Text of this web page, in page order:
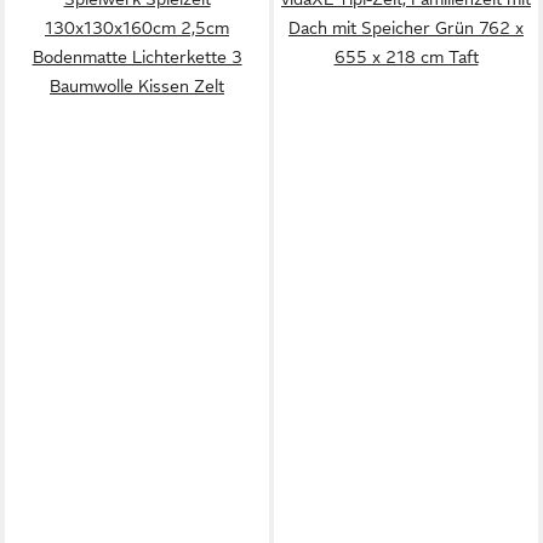
130x130x160cm 2,5cm
Bodenmatte Lichterkette 3
Baumwolle Kissen Zelt
Dach mit Speicher Grün 762 x
655 x 218 cm Taft